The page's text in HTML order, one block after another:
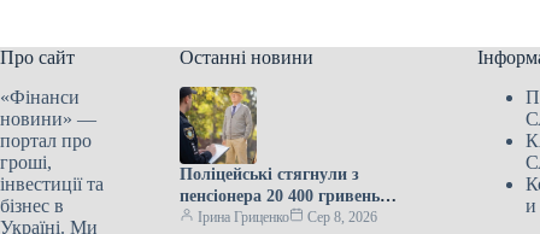
Про сайт
«Фінанси
новини» —
портал про
гроші,
інвестиції та
бізнес в
Україні. Ми
Останні новини
Поліцейські стягнули з
пенсіонера 20 400 гривень
штрафу – він через судову
Ірина Гриценко
Сер 8, 2026
и